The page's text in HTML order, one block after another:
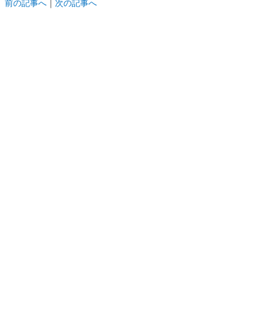
前の記事へ ｜ 次の記事へ